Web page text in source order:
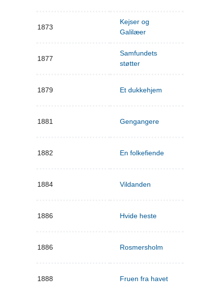
1873
Kejser og
Galilæer
1877
Samfundets
støtter
1879 Et dukkehjem
1881 Gengangere
1882 En folkefiende
1884 Vildanden
1886 Hvide heste
1886 Rosmersholm
1888 Fruen fra havet